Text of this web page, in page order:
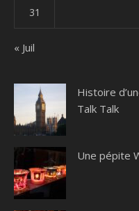
31
« Juil
Histoire
Talk Talk
Une pépite